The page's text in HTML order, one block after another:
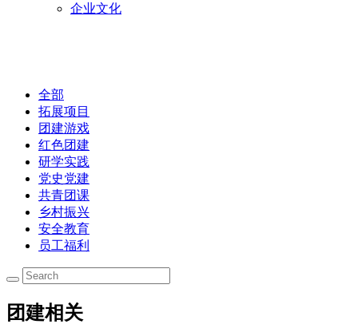
企业文化
全部
拓展项目
团建游戏
红色团建
研学实践
党史党建
共青团课
乡村振兴
安全教育
员工福利
团建相关